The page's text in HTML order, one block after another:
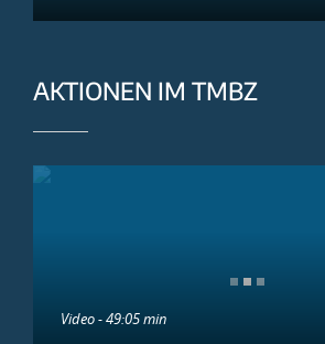
AKTIONEN IM TMBZ
Video - 49:05 min